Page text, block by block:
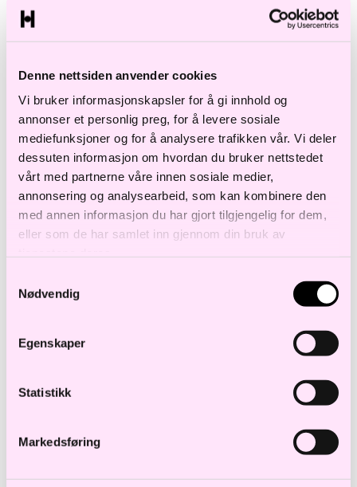
Denne nettsiden anvender cookies
Vi bruker informasjonskapsler for å gi innhold og
annonser et personlig preg, for å levere sosiale
mediefunksjoner og for å analysere trafikken vår. Vi deler
dessuten informasjon om hvordan du bruker nettstedet
vårt med partnerne våre innen sosiale medier,
annonsering og analysearbeid, som kan kombinere den
med annen informasjon du har gjort tilgjengelig for dem,
eller som de har samlet inn gjennom din bruk av
Nødvendig
Egenskaper
Statistikk
Markedsføring
• Forhandlinger, prosedyre og annen
Andrea skrev i sin masteravhandling om
den arbeidsrettslige klassifiseringen av
deltakere i Multi-Level Marketing, og har en
spesiell forståelse for denne typen
forretningsmodeller. Hun har også tidligere
erfaring som vikarierende namsfullmektig i